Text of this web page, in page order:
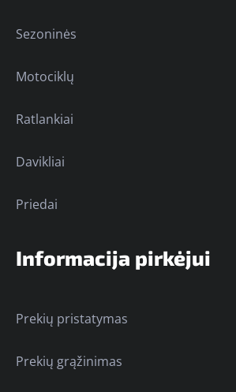
Sezoninės
Motociklų
Ratlankiai
Davikliai
Priedai
Informacija pirkėjui
Prekių pristatymas
Prekių grąžinimas